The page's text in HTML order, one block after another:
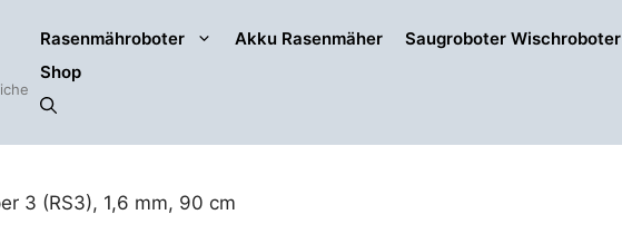
Rasenmähroboter Akku Rasenmäher Saugroboter Wischroboter
Shop
3 (RS3), 1,6 mm, 90 cm